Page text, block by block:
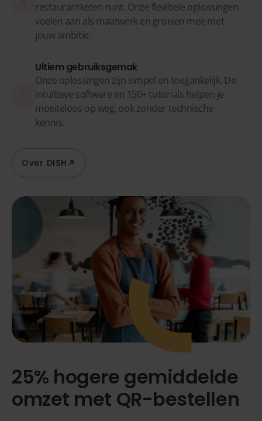
restaurantketen runt. Onze flexibele oplossingen
voelen aan als maatwerk en groeien mee met
jouw ambitie.
Ultiem gebruiksgemak
Onze oplossingen zijn simpel en toegankelijk. De
intuïtieve software en 150+ tutorials helpen je
moeiteloos op weg, ook zonder technische
kennis.
Over DISH
25% hogere gemiddelde
omzet met QR-bestellen